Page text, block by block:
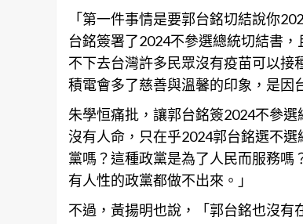
「第一件事情是要郭台銘切結說你
台銘簽署了2024不參選總統切結書
不下去台灣許多民眾沒有疫苗可以接
積電會多了慈善與溫馨的印象，是因
朱學恒痛批，讓郭台銘簽2024不參
沒有人命，只在乎2024郭台銘選不
黨嗎？這種政黨是為了人民而服務嗎
有人性的政黨都做不出來。」
不過，黃揚明也說，「郭台銘也沒有